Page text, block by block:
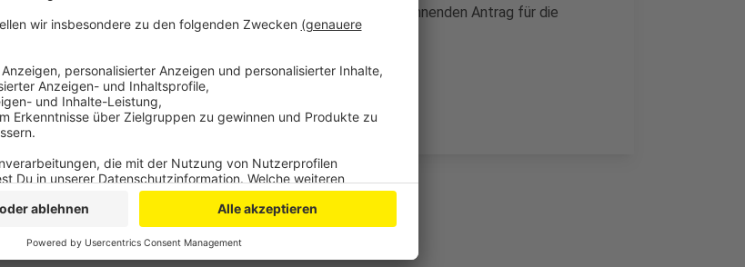
Grünen als Begründung mit. Die Fraktion hat dafür einen entsprechnenden Antrag für die
heutige (15.03.) Sitzung des Kreisausschusses eingereicht.
Anzeige